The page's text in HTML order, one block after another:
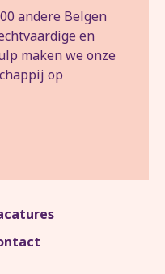
andere Belgen
en
maken we onze
op